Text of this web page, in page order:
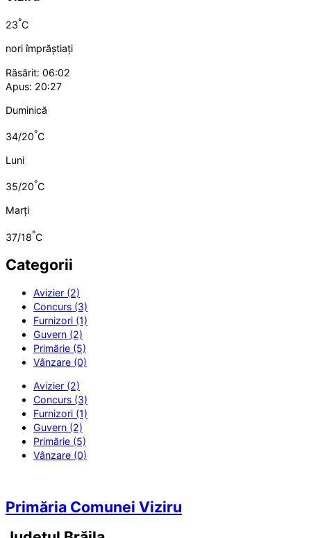
23°C
nori împrăștiați
Răsărit: 06:02
Apus: 20:27
Duminică
34/20°C
Luni
35/20°C
Marți
37/18°C
Categorii
Avizier (2)
Concurs (3)
Furnizori (1)
Guvern (2)
Primărie (5)
Vânzare (0)
Avizier (2)
Concurs (3)
Furnizori (1)
Guvern (2)
Primărie (5)
Vânzare (0)
Primăria Comunei Viziru